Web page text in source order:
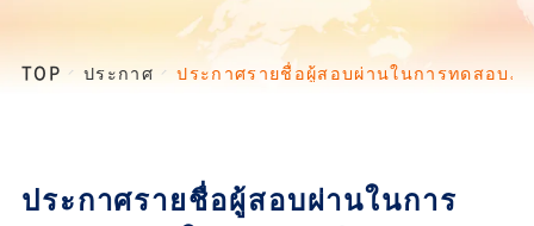
TOP ประกาศ ประกาศรายชื่อผู้สอบผ่านในการทดสอบภ
ประกาศรายชื่อผู้สอบผ่านในการ